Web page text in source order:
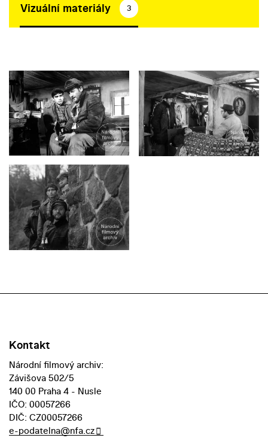
Vizuální materiály 3
Kontakt
Národní filmový archiv:
Závišova 502/5
140 00 Praha 4 - Nusle
IČO: 00057266
DIČ: CZ00057266
e-podatelna@nfa.cz